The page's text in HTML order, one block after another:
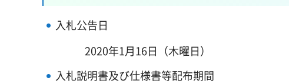
入札公告日
2020年1月16日（木曜日）
入札説明書及び仕様書等配布期間